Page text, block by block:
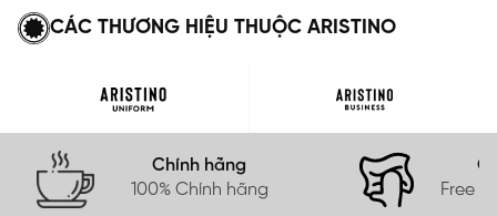
CÁC THƯƠNG HIỆU THUỘC ARISTINO
Chính hãng
100% Chính hãng
Free